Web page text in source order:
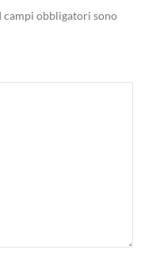
I campi obbligatori sono